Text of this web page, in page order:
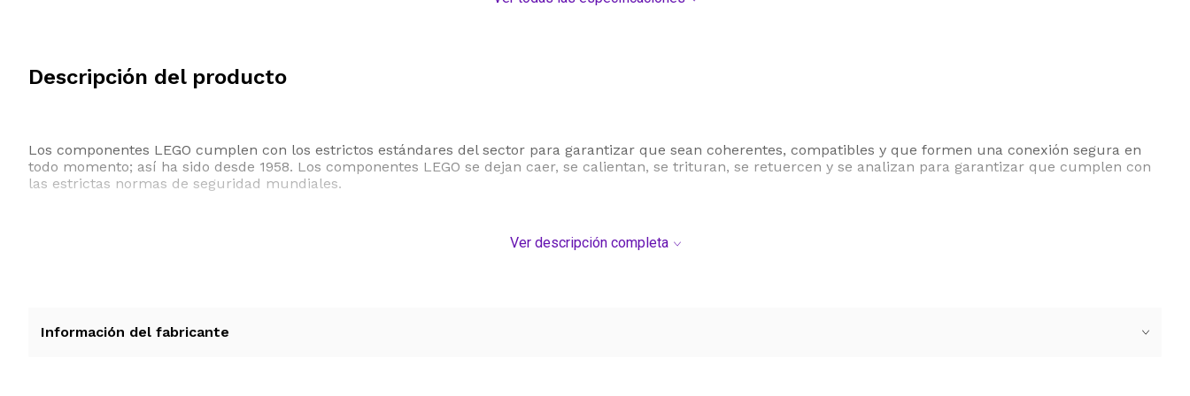
Descripción del producto
Los componentes LEGO cumplen con los estrictos estándares del sector para garantizar que sean coherentes, compatibles y que formen una conexión segura en
todo momento; así ha sido desde 1958. Los componentes LEGO se dejan caer, se calientan, se trituran, se retuercen y se analizan para garantizar que cumplen con
las estrictas normas de seguridad mundiales.
Ver descripción completa
Información del fabricante